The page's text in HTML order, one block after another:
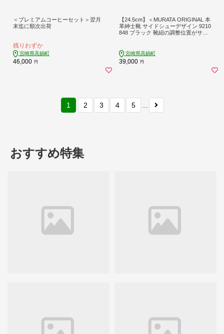
＜プレミアムコーヒーセット＞翌月
末迄に順次出荷
残りわずか
宮崎県高鍋町
46,000 円
【24.5cm】＜MURATA ORIGINAL 本
革紳士靴 サイドシューデザイン 9210
848 ブラック 靴紐の調整位置がサイ
順次出荷
宮崎県高鍋町
39,000 円
1 2 3 4 5
おすすめ特集